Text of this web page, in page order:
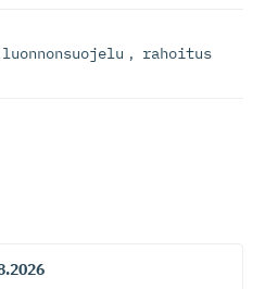
luonnonsuojelu , rahoitus